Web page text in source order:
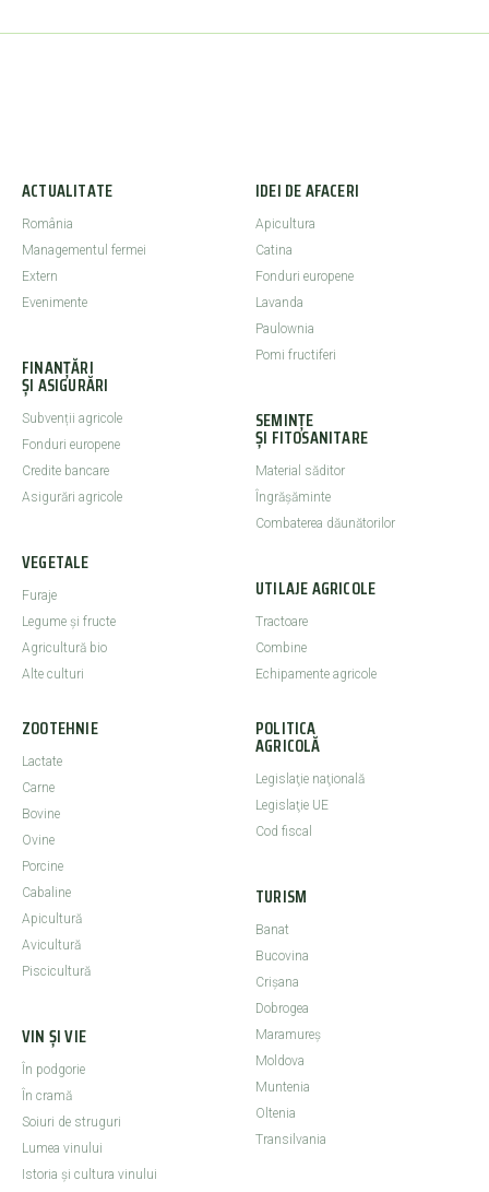
ACTUALITATE
România
Managementul fermei
Extern
Evenimente
FINANȚĂRI
ȘI ASIGURĂRI
Subvenții agricole
Fonduri europene
Credite bancare
Asigurări agricole
VEGETALE
Furaje
Legume şi fructe
Agricultură bio
Alte culturi
IDEI DE AFACERI
Apicultura
Catina
Fonduri europene
Lavanda
Paulownia
Pomi fructiferi
SEMINȚE
ȘI FITOSANITARE
Material săditor
Îngrășăminte
Combaterea dăunătorilor
UTILAJE AGRICOLE
Tractoare
Combine
Echipamente agricole
ZOOTEHNIE
Lactate
Carne
Bovine
Ovine
Porcine
Cabaline
Apicultură
Avicultură
Piscicultură
VIN ȘI VIE
În podgorie
În cramă
Soiuri de struguri
Lumea vinului
Istoria şi cultura vinului
POLITICA
AGRICOLĂ
Legislaţie naţională
Legislaţie UE
Cod fiscal
TURISM
Banat
Bucovina
Crişana
Dobrogea
Maramureş
Moldova
Muntenia
Oltenia
Transilvania